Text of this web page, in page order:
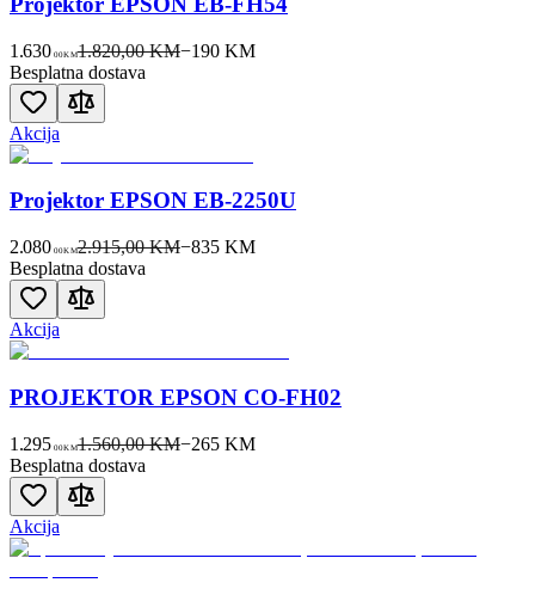
1.630 00KM1.820,00 KM−190KM
Besplatna dostava
Akcija
Projektor EPSON EB-2250U
2.080 00KM2.915,00 KM−835KM
Besplatna dostava
Akcija
PROJEKTOR EPSON CO-FH02
1.295 00KM1.560,00 KM−265KM
Besplatna dostava
Akcija